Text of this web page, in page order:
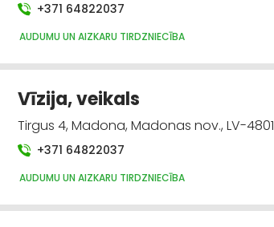
+371 64822037
AUDUMU UN AIZKARU TIRDZNIECĪBA
Vīzija, veikals
Tirgus 4, Madona, Madonas nov., LV-4801
+371 64822037
AUDUMU UN AIZKARU TIRDZNIECĪBA